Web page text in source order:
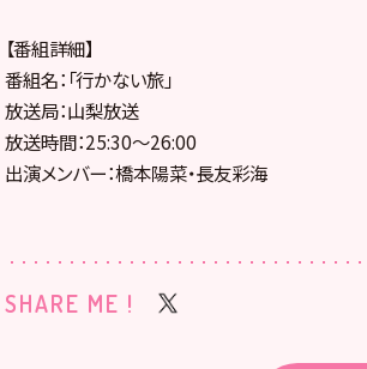
【番組詳細】
番組名：「行かない旅」
放送局：山梨放送
放送時間：25:30～26:00
出演メンバー：橋本陽菜・長友彩海
SHARE ME !